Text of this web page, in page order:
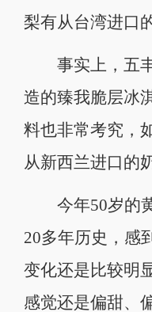
梨有从台湾进口
事实上，五丰
造的臻我脆层冰
料也非常考究，
从新西兰进口的
今年50岁的黄
20多年历史，感
变化还是比较明
感觉还是偏甜、